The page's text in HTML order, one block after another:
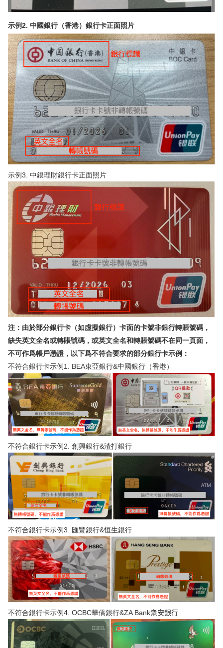
示例2. 中國銀行（香港）銀行卡正面照片
示例3. 中銀理財銀行卡正面照片
注：由於部分銀行卡（如虛擬銀行）卡面的卡號非銀行轉賬號碼，
缺失英文全名或轉賬號碼，或英文全名和轉賬號碼不在同一頁面，
不可作爲帳戶憑證，以下爲不符合要求的部分銀行卡示例：
不符合銀行卡示例1. BEA東亞銀行&中國銀行（香港）
不符合銀行卡示例2. 創興銀行&渣打銀行
不符合銀行卡示例3. 匯豐銀行&恒生銀行
不符合銀行卡示例4. OCBC華僑銀行&ZA Bank衆安銀行